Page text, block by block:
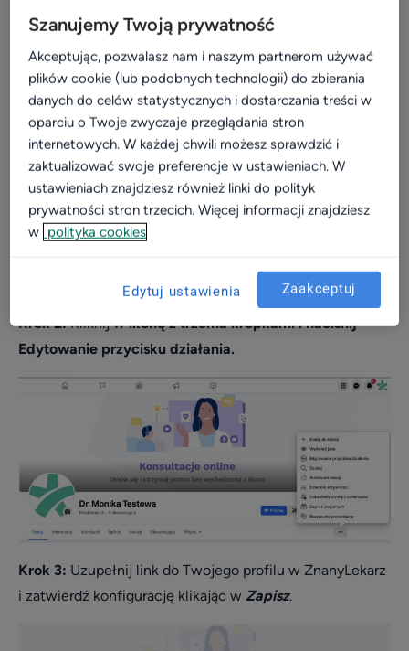
Konsultacje online
Aktualizacja profilu placówki
Marketing dla placówek
profil placówki
Materiały do pobrania
Szkolenia online
Instrukcje i pomoc
Zaczynamy?
Krok 2:Kliknij wikonę z trzema kropkami i naciśnij
Edytowanie przycisku działania.
Krok 3: Uzupełnij link do Twojego profilu w ZnanyLekarz
i zatwierdź konfigurację klikając w Zapisz.
Szanujemy Twoją prywatność
Akceptując, pozwalasz nam i naszym partnerom używać
plików cookie (lub podobnych technologii) do zbierania
danych do celów statystycznych i dostarczania treści w
oparciu o Twoje zwyczaje przeglądania stron
internetowych. W każdej chwili możesz sprawdzić i
zaktualizować swoje preferencje w ustawieniach. W
ustawieniach znajdziesz również linki do polityk
prywatności stron trzecich. Więcej informacji znajdziesz
w polityka cookies
Edytuj ustawienia Zaakceptuj